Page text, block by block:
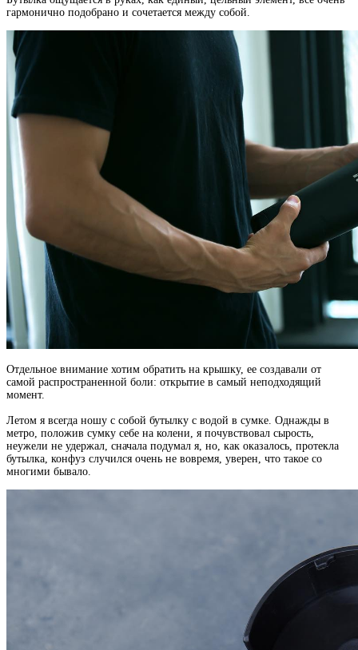
гармонично подобрано и сочетается между собой.
Отдельное внимание хотим обратить на крышку, ее создавали от
самой распространенной боли: открытие в самый неподходящий
момент.
Летом я всегда ношу с собой бутылку с водой в сумке. Однажды в
метро, положив сумку себе на колени, я почувствовал сырость,
неужели не удержал, сначала подумал я, но, как оказалось, протекла
бутылка, конфуз случился очень не вовремя, уверен, что такое со
многими бывало.